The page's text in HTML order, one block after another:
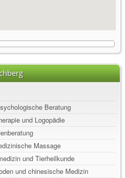
Beratung
und Logopädie
Massage
und Tierheilkunde
und chinesische Medizin